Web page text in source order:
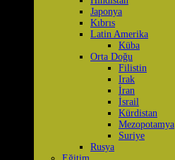
Japonya
Kıbrıs
Latin Amerika
Küba
Orta Doğu
Filistin
Irak
İran
İsrail
Kürdistan
Mezopotamya
Suriye
Rusya